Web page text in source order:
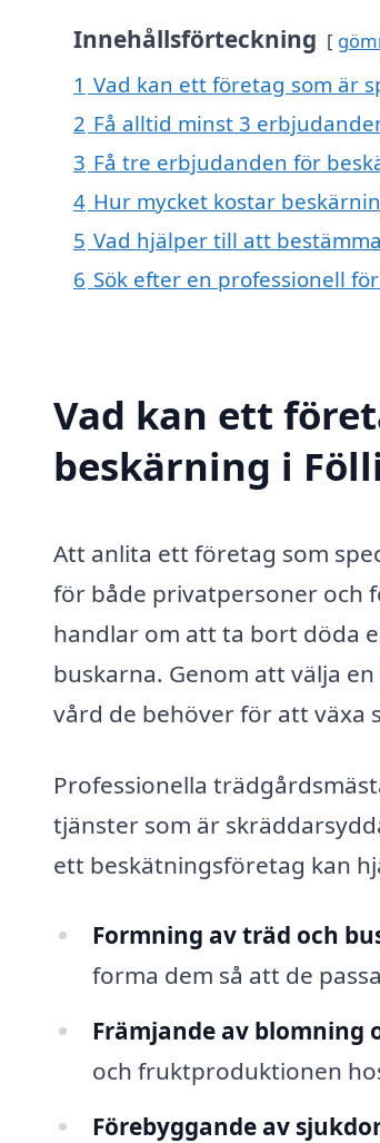
Innehållsförteckning
1 Vad kan ett företag som är
2 Få alltid minst 3
3 Få tre erbjudanden för
4 Hur mycket kostar
5 Vad hjälper till att
6 Sök efter en professionell
Vad kan ett
beskärning i
Att anlita ett företag som
för både privatpersoner och
handlar om att ta bort döda
buskarna. Genom att välja
vård de behöver för att växa
Professionella
tjänster som är
ett beskätningsföretag kan
Formning av träd och
forma dem så att de
Främjande av
och fruktproduktionen
Förebyggande av